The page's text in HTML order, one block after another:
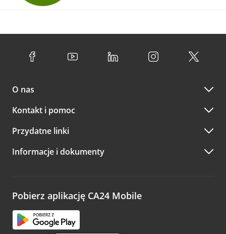
O nas
Kontakt i pomoc
Przydatne linki
Informacje i dokumenty
Pobierz aplikację CA24 Mobile